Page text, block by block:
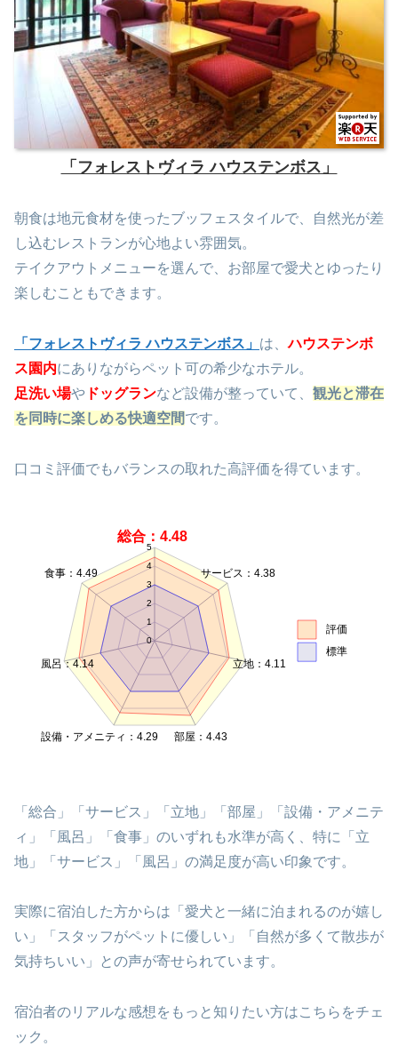
「フォレストヴィラ ハウステンボス」
朝食は地元食材を使ったブッフェスタイルで、自然光が差
し込むレストランが心地よい雰囲気。
テイクアウトメニューを選んで、お部屋で愛犬とゆったり
楽しむこともできます。
「フォレストヴィラ ハウステンボス」 は、ハウステンボ
ス園内にありながらペット可の希少なホテル。
足洗い場や ドッグランなど設備が整っていて、 観光と滞在
を同時に楽しめる快適空間です。
口コミ評価でもバランスの取れた高評価を得ています。
0
1
2
3
4
5
総合：4.48
サービス：4.38
立地：4.11
部屋：4.43
設備・アメニティ：4.29
風呂：4.14
食事：4.49
評価
標準
「総合」「サービス」「立地」「部屋」「設備・アメニテ
ィ」「風呂」「食事」のいずれも水準が高く、特に「立
地」「サービス」「風呂」の満足度が高い印象です。
実際に宿泊した方からは「愛犬と一緒に泊まれるのが嬉し
い」「スタッフがペットに優しい」「自然が多くて散歩が
気持ちいい」との声が寄せられています。
宿泊者のリアルな感想をもっと知りたい方はこちらをチェ
ック。